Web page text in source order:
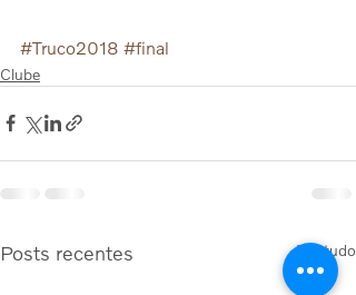
#Truco2018 #final
Clube
Posts recentes Ver tudo